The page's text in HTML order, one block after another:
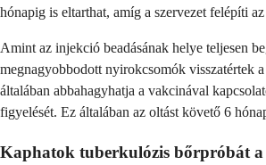
hónapig is eltarthat, amíg a szervezet felépíti
Amint az injekció beadásának helye teljesen
megnagyobbodott nyirokcsomók visszatértek
általában abbahagyhatja a vakcinával
figyelését. Ez általában az oltást követő 6
Kaphatok tuberkulózis bőrpróbát